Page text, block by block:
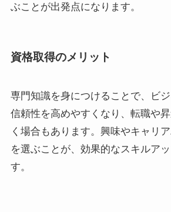
ぶことが出発点になります。
資格取得のメリット
専門知識を身につけることで、ビ
信頼性を高めやすくなり、転職や
く場合もあります。興味やキャリ
を選ぶことが、効果的なスキルア
す。